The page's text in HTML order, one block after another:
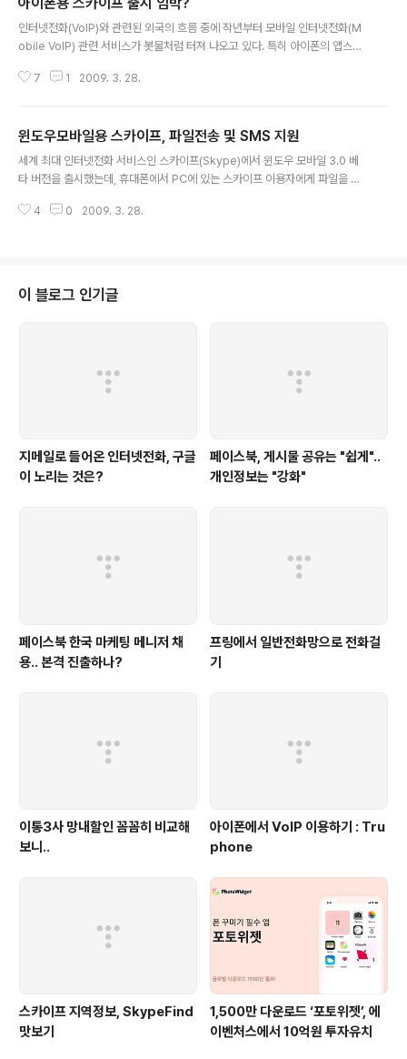
인터넷전화(VoIP)와 관련된 외국의 흐름 중에 작년부터 모바일 인터넷전화(M
obile VoIP) 관련 서비스가 봇물처럼 터져 나오고 있다. 특히 아이폰의 앱스토
있는데.. 세계 최대의 인터넷전화 서비스인 스카이프(Skype)가 제공하는 어플
프가 공개한 API를 이용해서 스카이프로 전화를 걸 수 있는 것이지.. 스카이프
가 직접 제공하는 어플리케이션은 없다는 뜻이다. 그런데.. 다음 주에 아이폰용
스카이프 어플리케이션이 출시될 것이라는 소식이 들린다. 이미 스카이프는 윈
7 1 2009. 3. 28.
윈도우모바일용 스카이프, 파일전송 및 SMS 지원
세계 최대 인터넷전화 서비스인 스카이프(Skype)에서 윈도우 모바일 3.0 베
타 버전을 출시했는데, 휴대폰에서 PC에 있는 스카이프 이용자에게 파일을 전
있는 문서나 사진, 음악 등 모든 파일을 스카이프 친구에게 보낼 수 있다는 점에
경우도 많아서 좀 그렇다) 스카이프를 통해 친구나 가족에게 SMS를 보낼 수 있
다. 제가 T옴니아가 있어서 조만간 설치해 보고, 두 기능이 실제 어떻게 동작하
4 0 2009. 3. 28.
이 블로그 인기글
지메일로 들어온 인터넷전화, 구글
이 노리는 것은?
페이스북, 게시물 공유는 "쉽게"..
개인정보는 "강화"
페이스북 한국 마케팅 메니저 채
용.. 본격 진출하나?
프링에서 일반전화망으로 전화걸
기
이통3사 망내할인 꼼꼼히 비교해
보니..
아이폰에서 VoIP 이용하기 : Tru
phone
스카이프 지역정보, SkypeFind
맛보기
1,500만 다운로드 ‘포토위젯’, 에
이벤처스에서 10억원 투자유치